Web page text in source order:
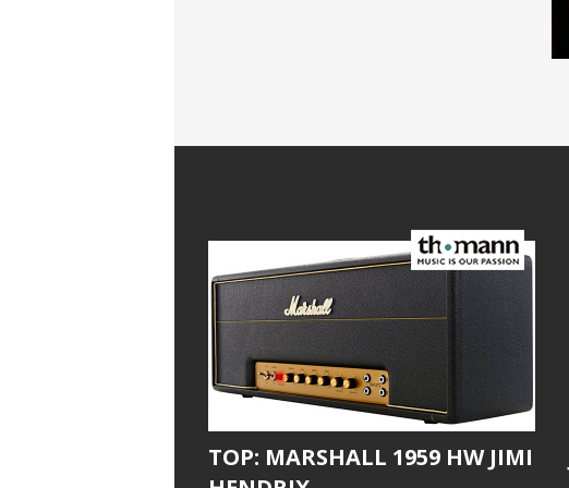
TOP: MARSHALL 1959 HW JIMI